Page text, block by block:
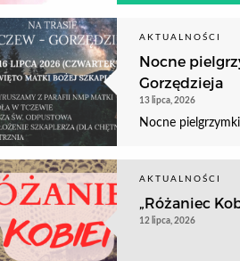
AKTUALNOŚCI
Nocne
Gorzędzieja
13 lipca, 2026
Nocne
AKTUALNOŚCI
„Różaniec
12 lipca, 2026